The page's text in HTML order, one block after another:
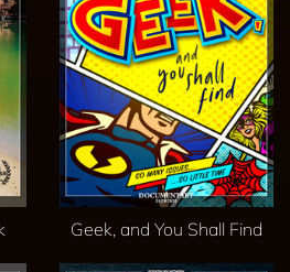
Geek, and You Shall Find